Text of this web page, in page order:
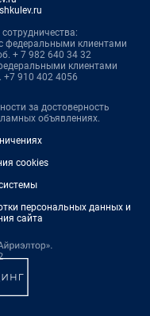
федеральными клиентами
+ 7 982 640 34 32
клиентами
+7 910 402 4056
за достоверность
объявлениях.
cookies
персональных данных и
сайта